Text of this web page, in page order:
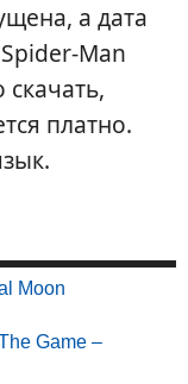
а дата
Man
платно.
Moon
Game –